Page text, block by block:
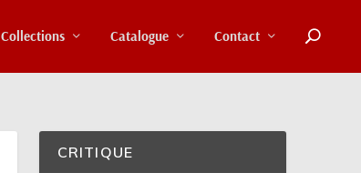
Collections Catalogue Contact
CRITIQUE